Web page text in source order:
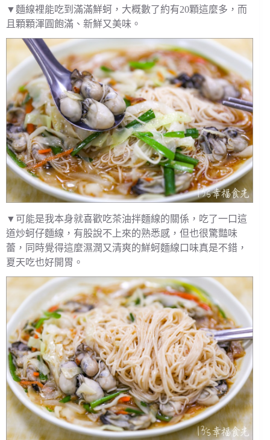
▼麵線裡能吃到滿滿鮮蚵，大概數了約有20顆這麼多，而
且顆顆渾圓飽滿、新鮮又美味。
▼可能是我本身就喜歡吃茶油拌麵線的關係，吃了一口這
道炒蚵仔麵線，有股說不上來的熟悉感，但也很驚豔味
蕾，同時覺得這麼濕潤又清爽的鮮蚵麵線口味真是不錯，
夏天吃也好開胃。